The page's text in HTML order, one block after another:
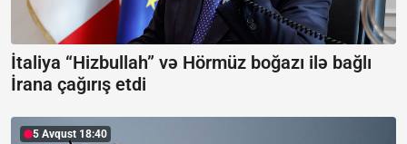
İtaliya “Hizbullah” və Hörmüz boğazı ilə bağlı
İrana çağırış etdi
5 Avqust 18:40